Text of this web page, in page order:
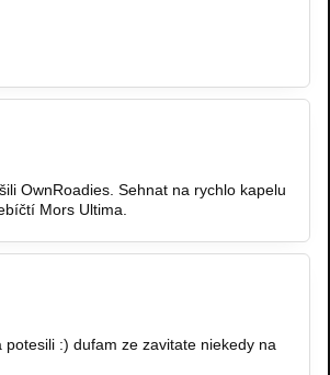
OwnRoadies. Sehnat na rychlo kapelu
Mors Ultima.
:) dufam ze zavitate niekedy na